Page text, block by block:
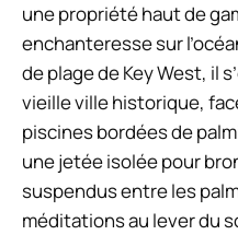
une propriété haut de
enchanteresse sur
de plage de Key West, il
vieille ville historique,
piscines bordées de
une jetée isolée pour
suspendus entre les
méditations au lever du